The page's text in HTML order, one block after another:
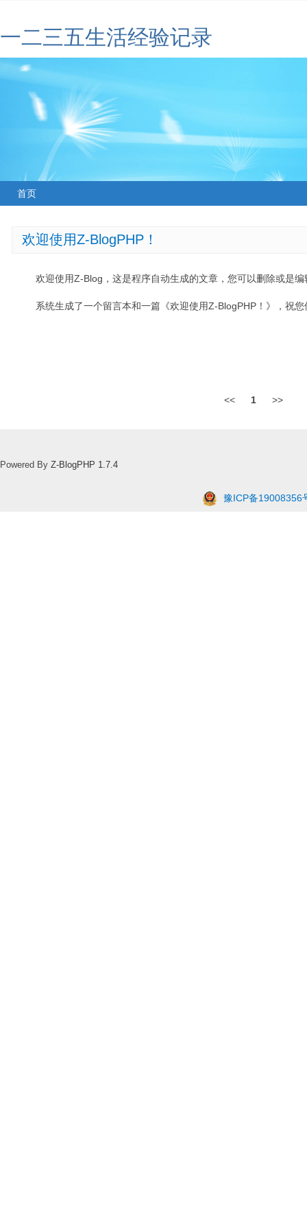
一二三五生活经验记录
首页
欢迎使用Z-BlogPHP！
欢迎使用Z-Blog，这是程序自动生成的文章，您可以删除或是编
系统生成了一个留言本和一篇《欢迎使用Z-BlogPHP！》，祝
<< 1 >>
Powered By Z-BlogPHP 1.7.4
豫ICP备19008356